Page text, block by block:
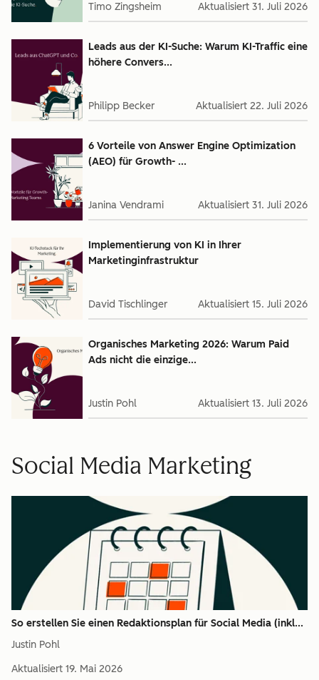
Timo Zingsheim Aktualisiert 31. Juli 2026
Leads aus der KI-Suche: Warum KI-Traffic eine
höhere Convers...
Philipp Becker Aktualisiert 22. Juli 2026
6 Vorteile von Answer Engine Optimization
(AEO) für Growth- ...
Janina Vendrami Aktualisiert 31. Juli 2026
Implementierung von KI in Ihrer
Marketinginfrastruktur
David Tischlinger Aktualisiert 15. Juli 2026
Organisches Marketing 2026: Warum Paid
Ads nicht die einzige...
Justin Pohl Aktualisiert 13. Juli 2026
Social Media Marketing
So erstellen Sie einen Redaktionsplan für Social Media (inkl...
Justin Pohl
Aktualisiert 19. Mai 2026